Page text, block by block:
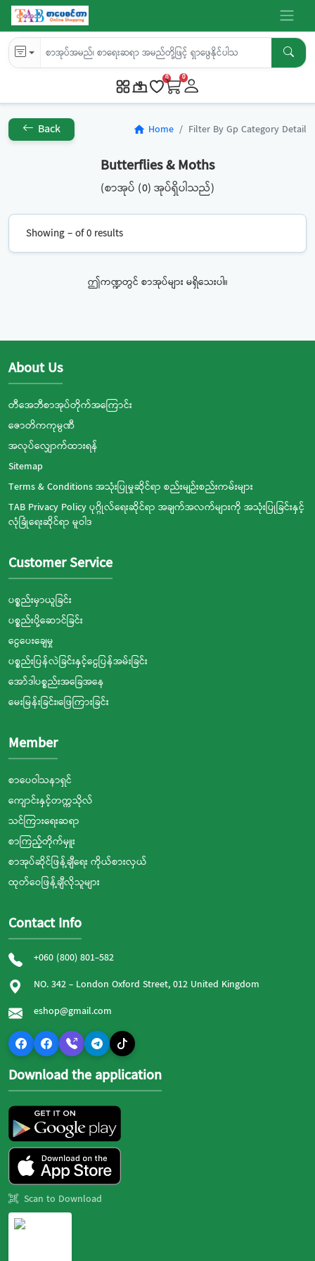
0 0
Back home Home Filter By Gp Category Detail
Butterflies & Moths
(စာအုပ် (0) အုပ်ရှိပါသည်)
Showing – of 0 results
ဤကဏ္ဍတွင် စာအုပ်များ မရှိသေးပါ။
About Us
တီအေဘီစာအုပ်တိုက်အကြောင်း
ဇောတိကကုမ္ပဏီ
အလုပ်လျှောက်ထားရန်
Sitemap
Terms & Conditions အသုံးပြုမှုဆိုင်ရာ စည်းမျဉ်းစည်းကမ်းများ
TAB Privacy Policy ပုဂ္ဂိုလ်ရေးဆိုင်ရာ အချက်အလက်များကို အသုံးပြုခြင်းနှင့်
လုံခြုံရေးဆိုင်ရာ မူဝါဒ
Customer Service
ပစ္စည်းမှာယူခြင်း
ပစ္စည်းပို့ဆောင်ခြင်း
ငွေပေးချေမှု
ပစ္စည်းပြန်လဲခြင်းနှင့်ငွေပြန်အမ်းခြင်း
အော်ဒါပစ္စည်းအခြေအနေ
မေးမြန်းခြင်း၊ဖြေကြားခြင်း
Member
စာပေဝါသနာရှင်
ကျောင်းနှင့်တက္ကသိုလ်
သင်ကြားရေးဆရာ
စာကြည့်တိုက်မှူး
စာအုပ်ဆိုင်ဖြန့်ချီရေး ကိုယ်စားလှယ်
ထုတ်ဝေဖြန့်ချီလိုသူများ
Contact Info
+060 (800) 801-582
NO. 342 - London Oxford Street, 012 United Kingdom
eshop@gmail.com
Download the application
Scan to Download